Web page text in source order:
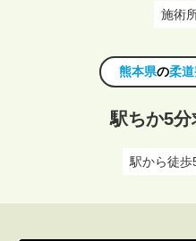
施術
熊本県の柔
駅ちか5
駅から徒歩